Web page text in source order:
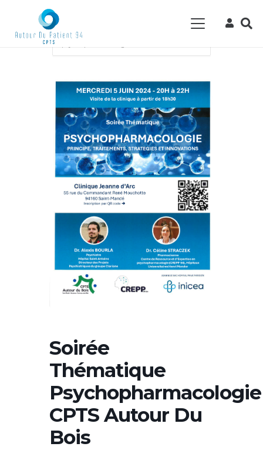
Soirée
Thématique
Psychopharmacologie
CPTS Autour Du
Bois